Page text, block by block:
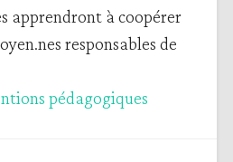
apprendront à coopérer
responsables de
pédagogiques